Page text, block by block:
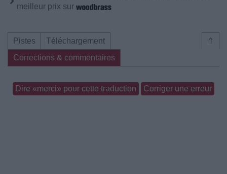
meilleur prix sur
⇑
Pistes
Téléchargement
Corrections & commentaires
Dire «merci» pour cette traduction Corriger une erreur